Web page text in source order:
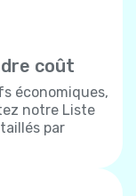
coût
économiques,
notre Liste
par